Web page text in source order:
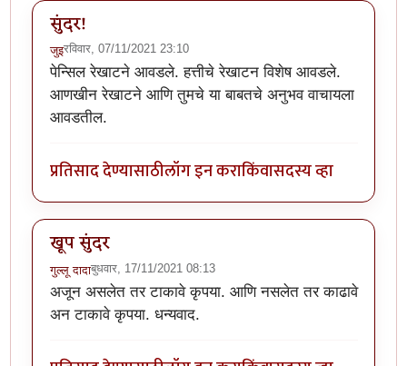
सुंदर!
जुइरविवार, 07/11/2021 23:10
पेन्सिल रेखाटने आवडले. हत्तीचे रेखाटन विशेष आवडले.
आणखीन रेखाटने आणि तुमचे या बाबतचे अनुभव वाचायला
आवडतील.
प्रतिसाद देण्यासाठीलॉग इन कराकिंवासदस्य व्हा
खूप सुंदर
गुल्लू दादाबुधवार, 17/11/2021 08:13
अजून असलेत तर टाकावे कृपया. आणि नसलेत तर काढावे
अन टाकावे कृपया. धन्यवाद.